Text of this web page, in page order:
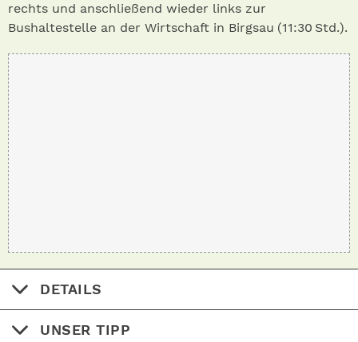
rechts und anschließend wieder links zur
Bushaltestelle an der Wirtschaft in Birgsau (11:30 Std.) .
DETAILS
UNSER TIPP